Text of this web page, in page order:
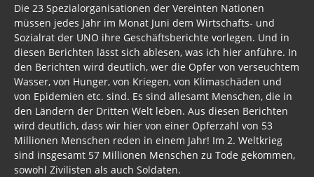
Die 23 Spezialorganisationen der Vereinten Nationen
müssen jedes Jahr im Monat Juni dem Wirtschafts- und
Sozialrat der UNO ihre Geschäftsberichte vorlegen. Und in
diesen Berichten lässt sich ablesen, was ich hier anführe. In
den Berichten wird deutlich, wer die Opfer von verseuchtem
Wasser, von Hunger, von Kriegen, von Klimaschäden und
von Epidemien etc. sind. Es sind allesamt Menschen, die in
den Ländern der Dritten Welt leben. Aus diesen Berichten
wird deutlich, dass wir hier von einer Opferzahl von 53
Millionen Menschen reden in einem Jahr! Im 2. Weltkrieg
sind insgesamt 57 Millionen Menschen zu Tode gekommen,
sowohl Zivilisten als auch Soldaten.